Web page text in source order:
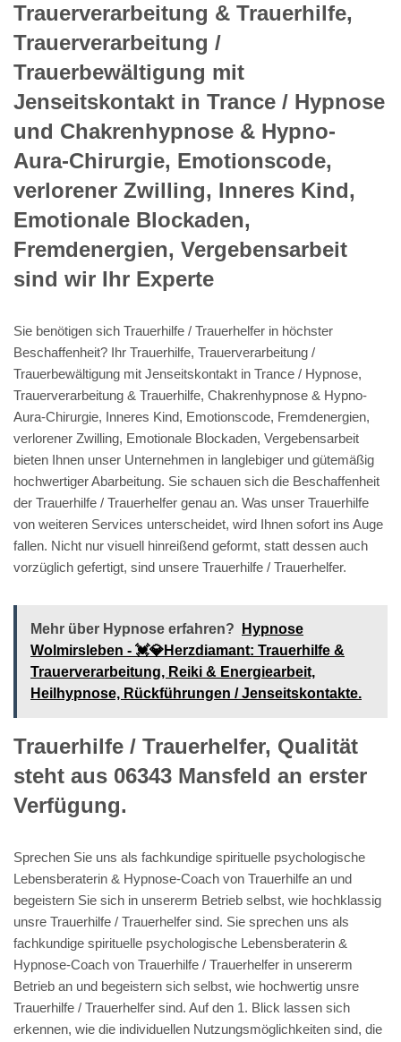
Trauerverarbeitung & Trauerhilfe,
Trauerverarbeitung /
Trauerbewältigung mit
Jenseitskontakt in Trance / Hypnose
und Chakrenhypnose & Hypno-
Aura-Chirurgie, Emotionscode,
verlorener Zwilling, Inneres Kind,
Emotionale Blockaden,
Fremdenergien, Vergebensarbeit
sind wir Ihr Experte
Sie benötigen sich Trauerhilfe / Trauerhelfer in höchster
Beschaffenheit? Ihr Trauerhilfe, Trauerverarbeitung /
Trauerbewältigung mit Jenseitskontakt in Trance / Hypnose,
Trauerverarbeitung & Trauerhilfe, Chakrenhypnose & Hypno-
Aura-Chirurgie, Inneres Kind, Emotionscode, Fremdenergien,
verlorener Zwilling, Emotionale Blockaden, Vergebensarbeit
bieten Ihnen unser Unternehmen in langlebiger und gütemäßig
hochwertiger Abarbeitung. Sie schauen sich die Beschaffenheit
der Trauerhilfe / Trauerhelfer genau an. Was unser Trauerhilfe
von weiteren Services unterscheidet, wird Ihnen sofort ins Auge
fallen. Nicht nur visuell hinreißend geformt, statt dessen auch
vorzüglich gefertigt, sind unsere Trauerhilfe / Trauerhelfer.
Mehr über Hypnose erfahren?
Hypnose
Wolmirsleben - 💓️💎Herzdiamant: Trauerhilfe &
Trauerverarbeitung, Reiki & Energiearbeit,
Heilhypnose, Rückführungen / Jenseitskontakte.
Trauerhilfe / Trauerhelfer, Qualität
steht aus 06343 Mansfeld an erster
Verfügung.
Sprechen Sie uns als fachkundige spirituelle psychologische
Lebensberaterin & Hypnose-Coach von Trauerhilfe an und
begeistern Sie sich in unsererm Betrieb selbst, wie hochklassig
unsre Trauerhilfe / Trauerhelfer sind. Sie sprechen uns als
fachkundige spirituelle psychologische Lebensberaterin &
Hypnose-Coach von Trauerhilfe / Trauerhelfer in unsererm
Betrieb an und begeistern sich selbst, wie hochwertig unsre
Trauerhilfe / Trauerhelfer sind. Auf den 1. Blick lassen sich
erkennen, wie die individuellen Nutzungsmöglichkeiten sind, die